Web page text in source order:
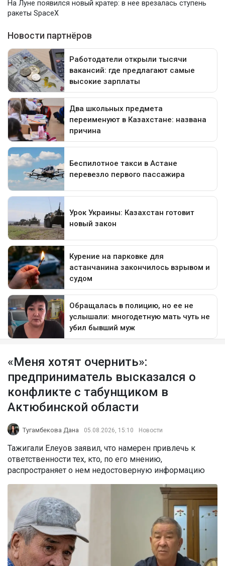
На Луне появился новый кратер: в нее врезалась ступень
ракеты SpaceX
«Меня хотят очернить»:
предприниматель высказался о
конфликте с табунщиком в
Актюбинской области
Тугамбекова Дана 05.08.2026, 15:10 Новости
Тажигали Елеуов заявил, что намерен привлечь к
ответственности тех, кто, по его мнению,
распространяет о нем недостоверную информацию